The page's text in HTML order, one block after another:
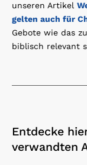
unseren Artikel
gelten auch für
Gebote wie das
biblisch relevant
Entdecke
verwandten